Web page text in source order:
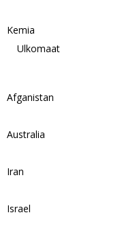
Kemia
Ulkomaat
Afganistan
Australia
Iran
Israel